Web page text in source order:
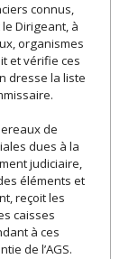
connus,
Dirigeant, à
organismes
et vérifie ces
dresse la liste
de
dues à la
judiciaire,
éléments et
reçoit les
caisses
à ces
de l’AGS.